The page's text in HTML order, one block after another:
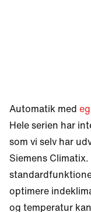
Automatik med
Hele serien har
som vi selv har
Siemens
optimere
og temperatur